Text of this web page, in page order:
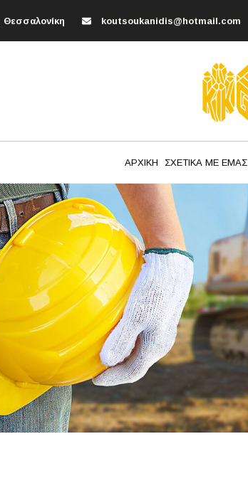
koutsoukanidis@hotmail.com
ΑΡΧΙΚΗ ΣΧΕΤΙΚΑ ΜΕ ΕΜΑΣ